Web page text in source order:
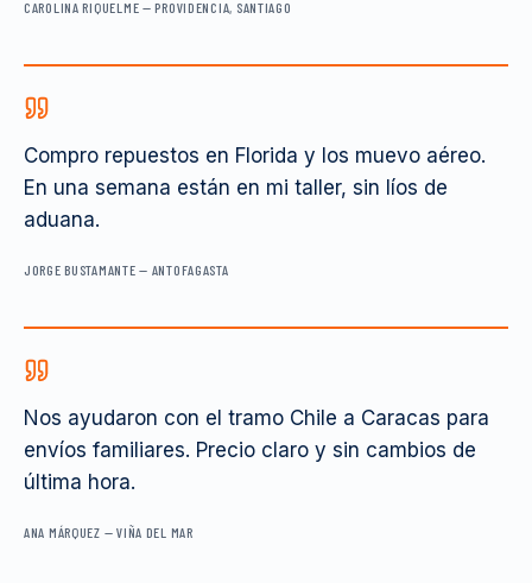
CAROLINA RIQUELME —PROVIDENCIA, SANTIAGO
Compro repuestos en Florida y los muevo aéreo.
En una semana están en mi taller, sin líos de
aduana.
JORGE BUSTAMANTE — ANTOFAGASTA
Nos ayudaron con el tramo Chile a Caracas para
envíos familiares. Precio claro y sin cambios de
última hora.
ANA MÁRQUEZ —VIÑA DEL MAR